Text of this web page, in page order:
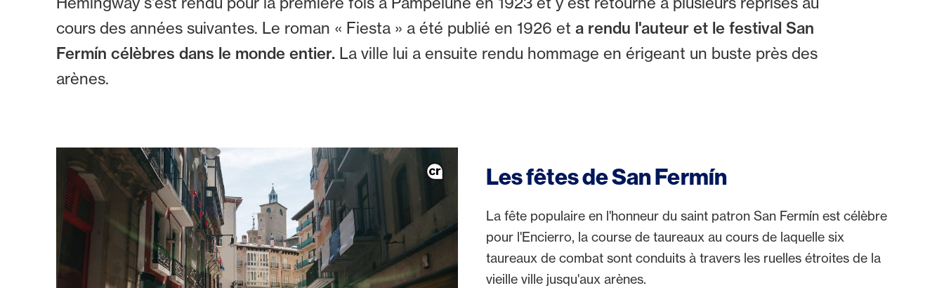
cours des années suivantes. Le roman « Fiesta » a été publié en 1926 et a rendu l'auteur et le festival San
Fermín célèbres dans le monde entier. La ville lui a ensuite rendu hommage en érigeant un buste près des
arènes.
Les fêtes de San Fermín
La fête populaire en l'honneur du saint patron San Fermín est célèbre
pour l'Encierro, la course de taureaux au cours de laquelle six
taureaux de combat sont conduits à travers les ruelles étroites de la
vieille ville jusqu'aux arènes.